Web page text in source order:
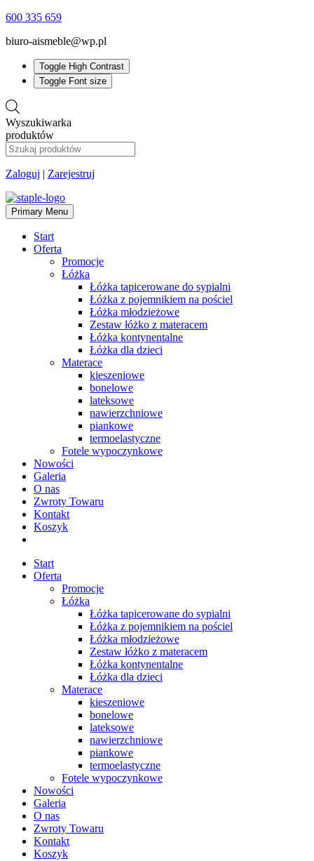
600 335 659
biuro-aismeble@wp.pl
Toggle High Contrast
Toggle Font size
Wyszukiwarka
produktów
Zaloguj | Zarejestruj
Primary Menu
Start
Oferta
Promocje
Łóżka
Łóżka tapicerowane do sypialni
Łóżka z pojemnikiem na pościel
Łóżka młodzieżowe
Zestaw łóżko z materacem
Łóżka kontynentalne
Łóżka dla dzieci
Materace
kieszeniowe
bonelowe
lateksowe
nawierzchniowe
piankowe
termoelastyczne
Fotele wypoczynkowe
Nowości
Galeria
O nas
Zwroty Towaru
Kontakt
Koszyk
Start
Oferta
Promocje
Łóżka
Łóżka tapicerowane do sypialni
Łóżka z pojemnikiem na pościel
Łóżka młodzieżowe
Zestaw łóżko z materacem
Łóżka kontynentalne
Łóżka dla dzieci
Materace
kieszeniowe
bonelowe
lateksowe
nawierzchniowe
piankowe
termoelastyczne
Fotele wypoczynkowe
Nowości
Galeria
O nas
Zwroty Towaru
Kontakt
Koszyk